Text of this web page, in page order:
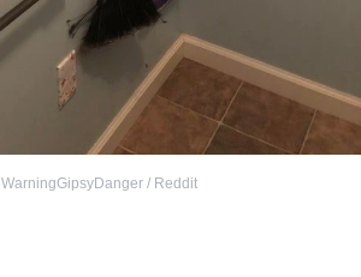
WarningGipsyDanger / Reddit